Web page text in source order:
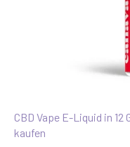
CBD Vape E-Liquid in
kaufen